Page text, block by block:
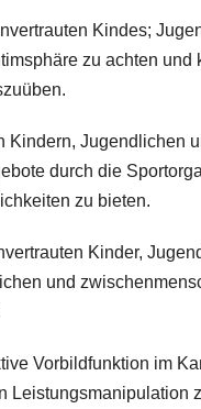
Kindes;
zu achten
Kindern, Jugendlichen
durch die
zu bieten.
Kinder,
und
Vorbildfunktion im
Leistungsmanipulation